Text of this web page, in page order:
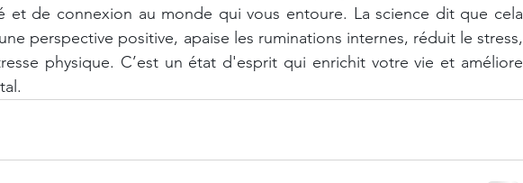
et de connexion au monde qui vous entoure. La science dit que cela
perspective positive, apaise les ruminations internes, réduit le stress,
physique. C’est un état d'esprit qui enrichit votre vie et améliore